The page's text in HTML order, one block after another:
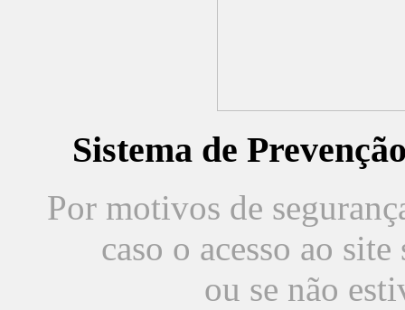
Sistema de
Por motivos de
caso o acesso ao
ou se não